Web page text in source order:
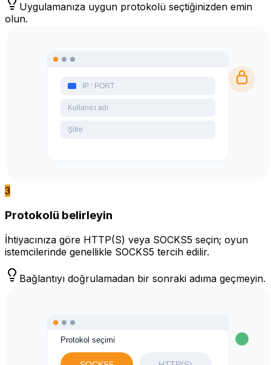
Uygulamanıza uygun protokolü seçtiğinizden emin
olun.
3
Protokolü belirleyin
İhtiyacınıza göre HTTP(S) veya SOCKS5 seçin; oyun
istemcilerinde genellikle SOCKS5 tercih edilir.
Bağlantıyı doğrulamadan bir sonraki adıma geçmeyin.